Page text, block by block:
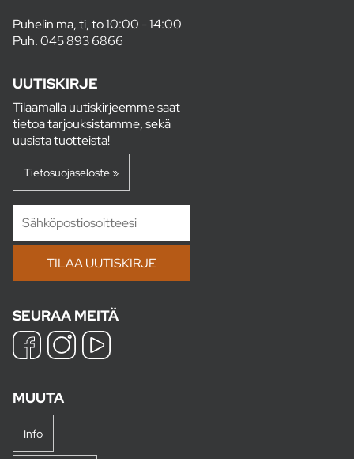
Puhelin ma, ti, to 10:00 - 14:00
Puh.045 893 6866
UUTISKIRJE
Tilaamalla uutiskirjeemme saat
tietoa tarjouksistamme, sekä
uusista tuotteista!
Tietosuojaseloste »
SEURAA MEITÄ
MUUTA
Info